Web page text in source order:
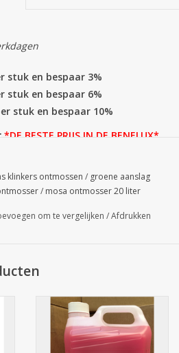
stuk en bespaar 3%
stuk en bespaar 6%
stuk en bespaar 10%
*DE BESTE PRIJS IN DE BENELUX*
draad ... 1 oplossing zonder
Professioneel product, ook
voor België en Nederland.
van leefmilieu!
levering met ADR transport
voor chemische vloeistoffen
aldus gerust zijn!
klinkers ontmossen / groene aanslag
/ mosa ontmosser 20 liter
om te vergelijken /Afdrukken